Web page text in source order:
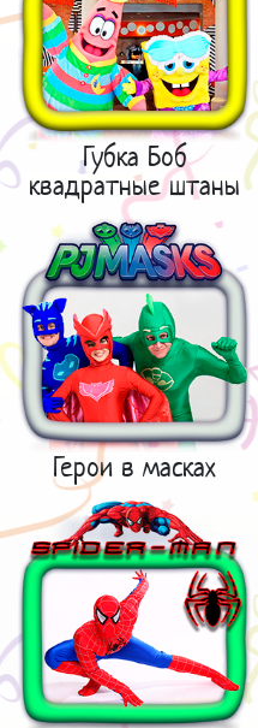
Губка Боб
квадратные штаны
Герои в масках